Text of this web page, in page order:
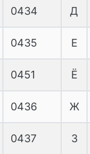
0434 Д
0435 Е
0451 Ё
0436 Ж
0437 З